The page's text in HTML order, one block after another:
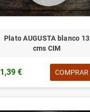
Plato AUGUSTA blanco 13
cms CIM
1,39 € COMPRAR